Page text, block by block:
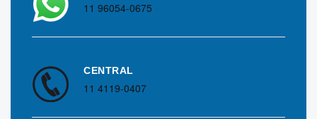
11 96054-0675
CENTRAL
11 4119-0407